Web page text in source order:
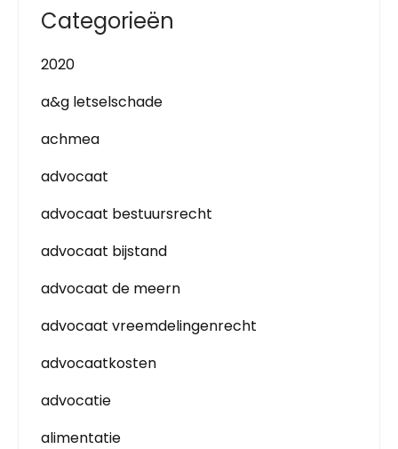
Categorieën
2020
a&g letselschade
achmea
advocaat
advocaat bestuursrecht
advocaat bijstand
advocaat de meern
advocaat vreemdelingenrecht
advocaatkosten
advocatie
alimentatie